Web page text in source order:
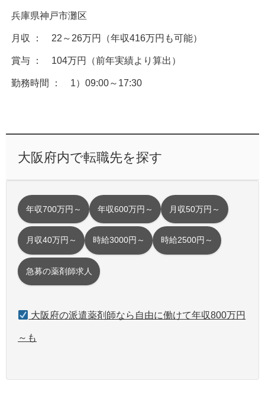
兵庫県神戸市灘区
月収 ： 22～26万円（年収416万円も可能）
賞与 ： 104万円（前年実績より算出）
勤務時間 ： 1）09:00～17:30
大阪府内で転職先を探す
年収700万円～ 年収600万円～ 月収50万円～
月収40万円～ 時給3000円～ 時給2500円～
急募の薬剤師求人
大阪府の派遣薬剤師なら自由に働けて年収800万円
～も